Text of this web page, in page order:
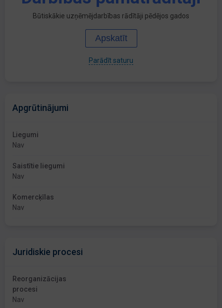
Būtiskākie uzņēmējdarbības rādītāji pēdējos gados
Apskatīt
Parādīt saturu
Apgrūtinājumi
Liegumi
Nav
Saistītie liegumi
Nav
Komercķīlas
Nav
Juridiskie procesi
Reorganizācijas
procesi
Nav